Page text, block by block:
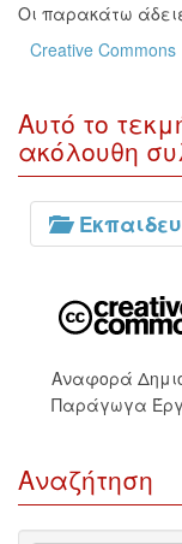
Οι παρακάτω
Creative Commons
Αυτό το
ακόλουθη
Αναφορά
Παράγωγα
Αναζήτηση